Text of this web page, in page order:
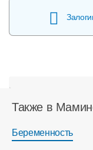
Также в
Беременность